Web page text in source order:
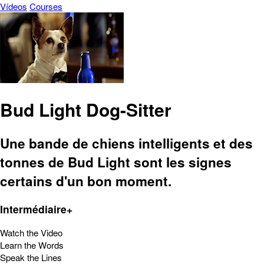
Vídeos Courses
Bud Light Dog-Sitter
Une bande de chiens intelligents et des
tonnes de Bud Light sont les signes
certains d'un bon moment.
Intermédiaire+
Watch the Video
Learn the Words
Speak the Lines